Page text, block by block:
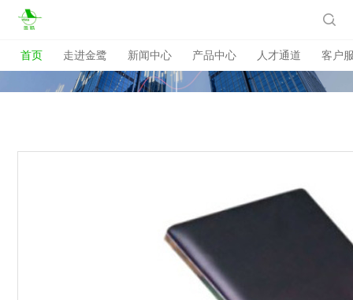
首页 走进金鹭 新闻中心 产品中心 人才通道 客户
